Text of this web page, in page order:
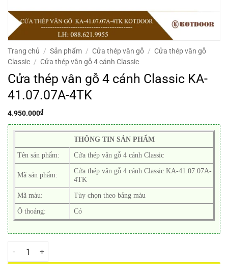
Trang chủ / Sản phẩm / Cửa thép vân gỗ / Cửa thép vân gỗ
Classic / Cửa thép vân gỗ 4 cánh Classic
Cửa thép vân gỗ 4 cánh Classic KA-
41.07.07A-4TK
4.950.000₫
THÔNG TIN SẢN PHẨM
Tên sản phẩm: Cửa thép vân gỗ 4 cánh Classic
Mã sản phẩm:
Cửa thép vân gỗ 4 cánh Classic KA-41.07.07A-
4TK
Mã màu: Tùy chọn theo bảng màu
Ô thoáng: Có
Cửa thép vân gỗ 4 cánh Classic KA-41.07.07A-4TK số lượng